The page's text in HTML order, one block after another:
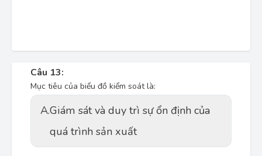
Câu 13:
Mục tiêu của biểu đồ kiểm soát là:
A.Giám sát và duy trì sự ổn định của
quá trình sản xuất